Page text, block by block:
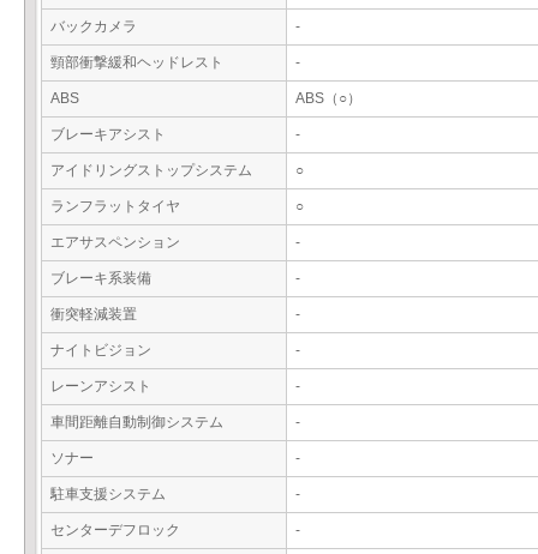
バックカメラ -
頸部衝撃緩和ヘッドレスト -
ABS ABS（○）
ブレーキアシスト -
アイドリングストップシステム ○
ランフラットタイヤ ○
エアサスペンション -
ブレーキ系装備 -
衝突軽減装置 -
ナイトビジョン -
レーンアシスト -
車間距離自動制御システム -
ソナー -
駐車支援システム -
センターデフロック -